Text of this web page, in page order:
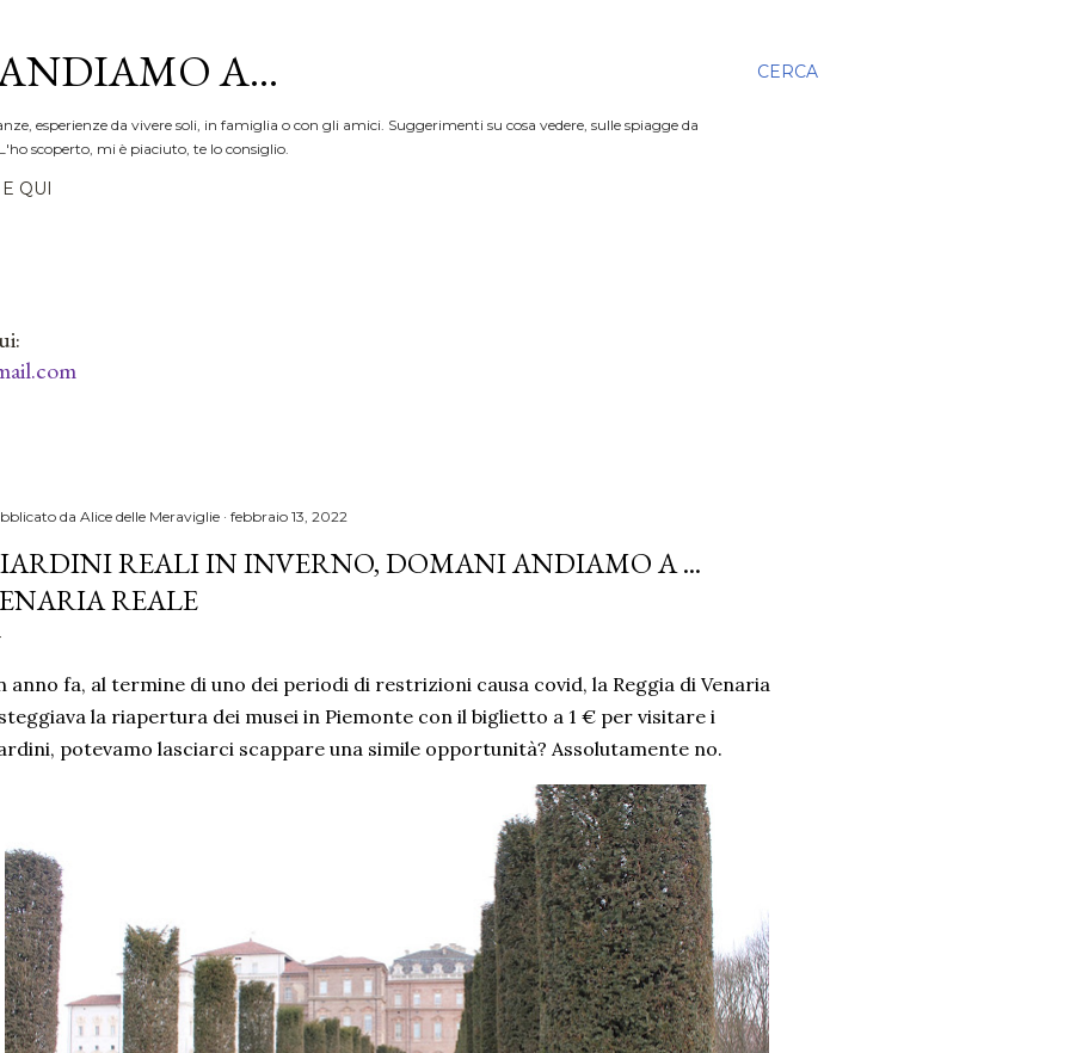
CERCA
A...
esperienze da vivere soli, in famiglia o con gli amici. Suggerimenti su cosa vedere, sulle spiagge da
scoperto, mi è piaciuto, te lo consiglio.
QUI
da Alice delle Meraviglie febbraio 13, 2022
REALI IN INVERNO, DOMANI ANDIAMO A ...
REALE
anno fa, al termine di uno dei periodi di restrizioni causa covid, la Reggia di Venaria
la riapertura dei musei in Piemonte con il biglietto a 1 € per visitare i
potevamo lasciarci scappare una simile opportunità? Assolutamente no.